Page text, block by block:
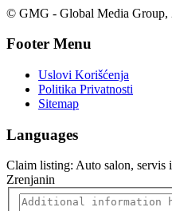
© GMG - Global Media Group,
Footer Menu
Uslovi Korišćenja
Politika Privatnosti
Sitemap
Languages
Claim listing: Auto salon, servis
Zrenjanin